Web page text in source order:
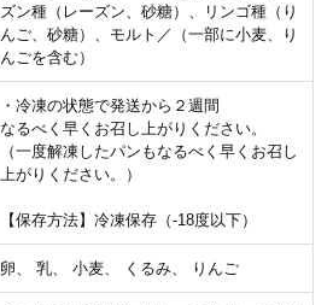
ズン種（レーズン、砂糖）、リンゴ種（り
んご、砂糖）、モルト／（一部に小麦、り
んごを含む）
・冷凍の状態で発送から２週間
なるべく早くお召し上がりください。
（一度解凍したパンもなるべく早くお召し
上がりください。）
【保存方法】冷凍保存（-18度以下）
卵、 乳、 小麦、 くるみ、 りんご